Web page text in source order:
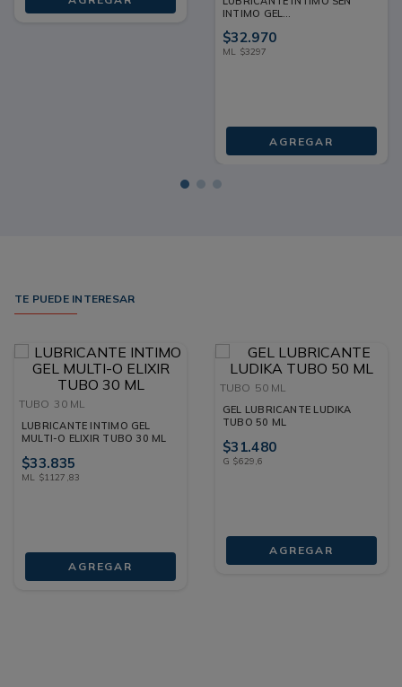
INTIMO GEL
ML
$32.970
ML $3297
AGREGAR
TE PUEDE INTERESAR
TUBO 30 ML
LUBRICANTE INTIMO GEL
MULTI-O ELIXIR TUBO 30 ML
$33.835
ML $1127 ,83
AGREGAR
TUBO 50 ML
GEL LUBRICANTE LUDIKA
TUBO 50 ML
$31.480
G $629,6
AGREGAR